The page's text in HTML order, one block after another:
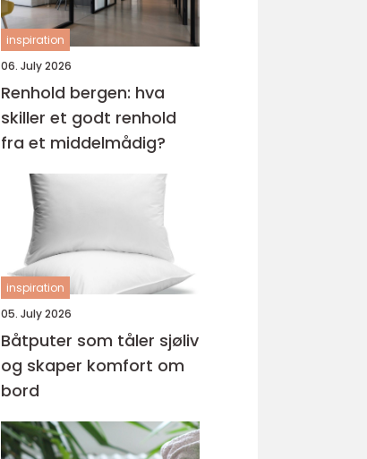
inspiration
06. July 2026
Renhold bergen: hva
skiller et godt renhold
fra et middelmådig?
inspiration
05. July 2026
Båtputer som tåler sjøliv
og skaper komfort om
bord